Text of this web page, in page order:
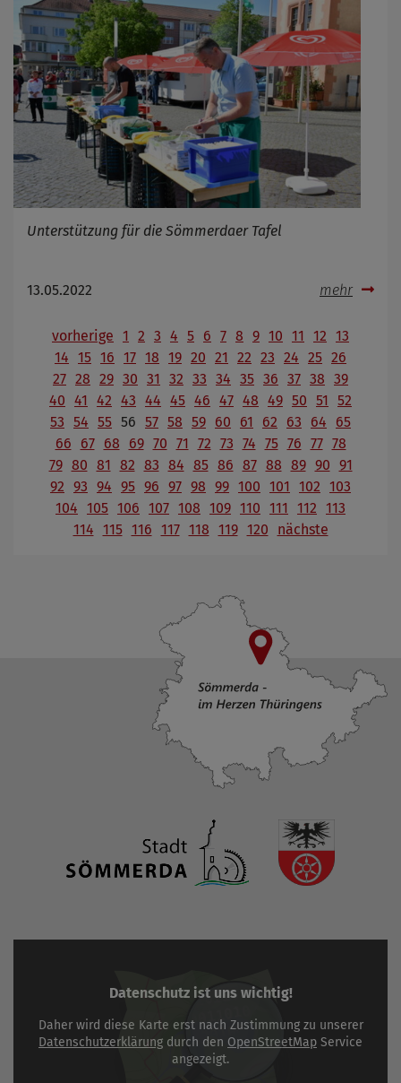
Unterstützung für die Sömmerdaer Tafel
13.05.2022 mehr
vorherige 1 2 3 4 5 6 7 8 9 10 11 12 13
14 15 16 17 18 19 20 21 22 23 24 25 26
27 28 29 30 31 32 33 34 35 36 37 38 39
40 41 42 43 44 45 46 47 48 49 50 51
52
53 54 55 56 57 58 59 60 61 62 63 64
65
66
67 68 69 70 71 72 73 74 75 76 77 78
79 80 81 82 83 84 85 86 87 88 89 90 91
92 93 94 95 96 97 98 99 100 101 102 103
104 105 106 107 108 109 110 111 112 113
114 115 116 117 118 119 120 nächste
Datenschutz ist uns wichtig!
Daher wird diese Karte erst nach Zustimmung zu unserer
Datenschutzerklärung durch den OpenStreetMap Service
angezeigt.